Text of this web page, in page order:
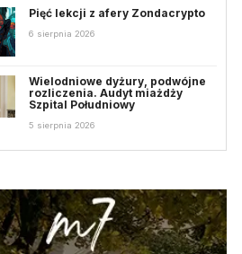
Pięć lekcji z afery Zondacrypto
6 sierpnia 2026
Wielodniowe dyżury, podwójne
rozliczenia. Audyt miażdży
Szpital Południowy
5 sierpnia 2026